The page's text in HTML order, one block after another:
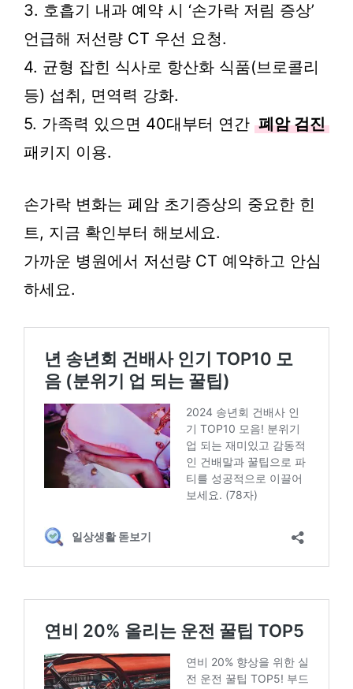
3. 호흡기 내과 예약 시 ‘손가락 저림 증상’
언급해 저선량 CT 우선 요청.
4. 균형 잡힌 식사로 항산화 식품(브로콜리
등) 섭취, 면역력 강화.
5. 가족력 있으면 40대부터 연간 폐암 검진
패키지 이용.
손가락 변화는 폐암 초기증상의 중요한 힌
트, 지금 확인부터 해보세요.
가까운 병원에서 저선량 CT 예약하고 안심
하세요.